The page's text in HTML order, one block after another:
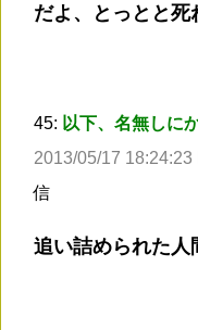
だよ、とっとと死
45: 以下、名無しに
2013/05/17
信
追い詰められた